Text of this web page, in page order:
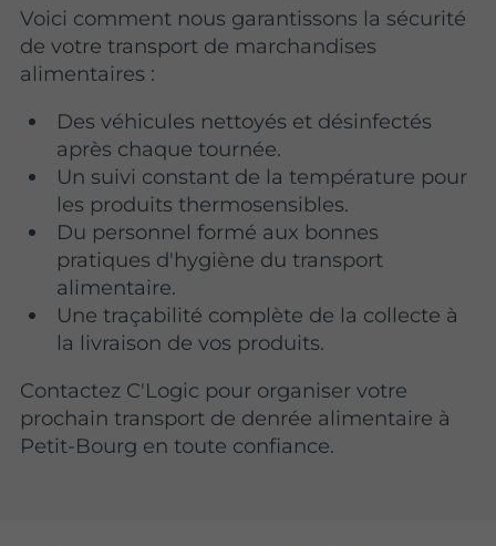
Voici comment nous garantissons la sécurité
de votre transport de marchandises
alimentaires :
Des véhicules nettoyés et désinfectés
après chaque tournée.
Un suivi constant de la température pour
les produits thermosensibles.
Du personnel formé aux bonnes
pratiques d'hygiène du transport
alimentaire.
Une traçabilité complète de la collecte à
la livraison de vos produits.
Contactez C'Logic pour organiser votre
prochain transport de denrée alimentaire à
Petit-Bourg en toute confiance.